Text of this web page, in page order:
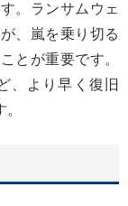
。ランサムウェ
、嵐を乗り切る
とが重要です。
、より早く復旧